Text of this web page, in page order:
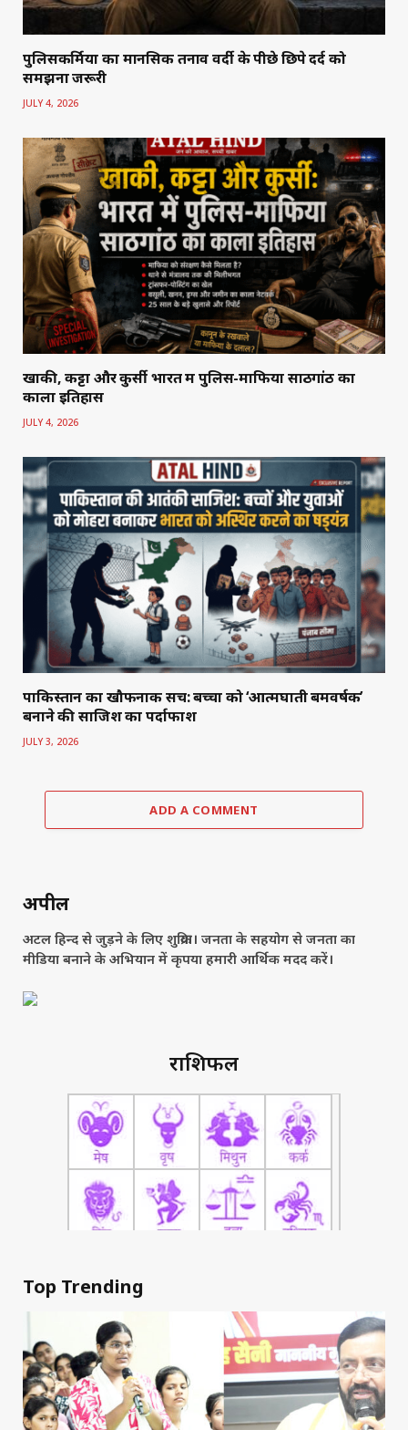
पुलिसकर्मियों का मानसिक तनाव वर्दी के पीछे छिपे दर्द को
समझना जरूरी
JULY 4, 2026
खाकी, कट्टा और कुर्सी भारत में पुलिस-माफिया साठगांठ का
काला इतिहास
JULY 4, 2026
पाकिस्तान का खौफनाक सच: बच्चों को ‘आत्मघाती बमवर्षक’
बनाने की साजिश का पर्दाफाश
JULY 3, 2026
ADD A COMMENT
अपील
अटल हिन्द से जुड़ने के लिए शुक्रिया। जनता के सहयोग से जनता का
मीडिया बनाने के अभियान में कृपया हमारी आर्थिक मदद करें।
राशिफल
Top Trending